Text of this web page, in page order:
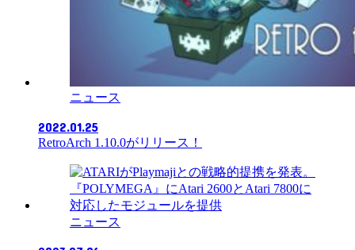
ニュース
2022.01.25
RetroArch 1.10.0がリリース！
ニュース